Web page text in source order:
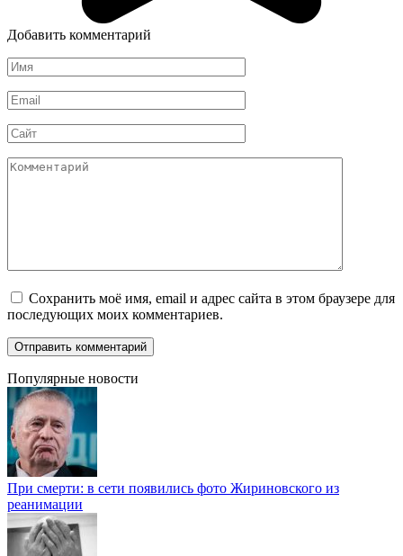
Добавить комментарий
Имя
*
Email
*
Сайт
Комментарий
Сохранить моё имя, email и адрес сайта в этом браузере для
последующих моих комментариев.
Популярные новости
При смерти: в сети появились фото Жириновского из
реанимации